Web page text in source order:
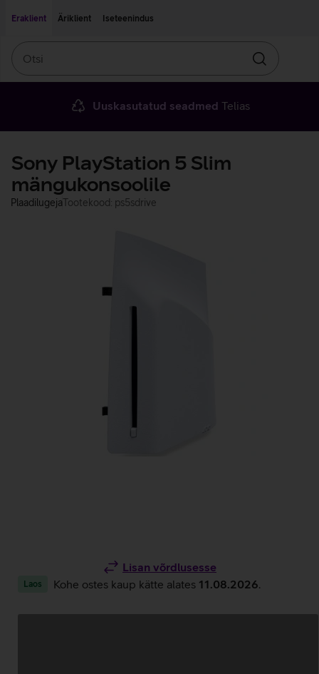
Eraklient
Äriklient Iseteenindus
Otsin
Uuskasutatud seadmed Telias
Sony PlayStation 5 Slim
mängukonsoolile
PlaadilugejaTootekood: ps5sdrive
Lisan võrdlusesse
Laos Kohe ostes kaup kätte alates 11.08.2026